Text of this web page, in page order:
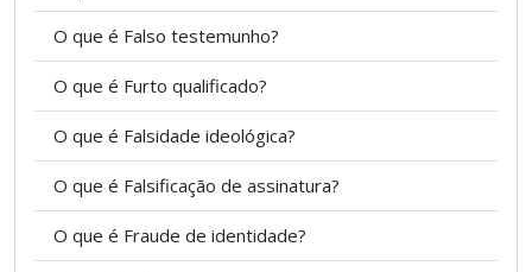
O que é Falso testemunho?
O que é Furto qualificado?
O que é Falsidade ideológica?
O que é Falsificação de assinatura?
O que é Fraude de identidade?